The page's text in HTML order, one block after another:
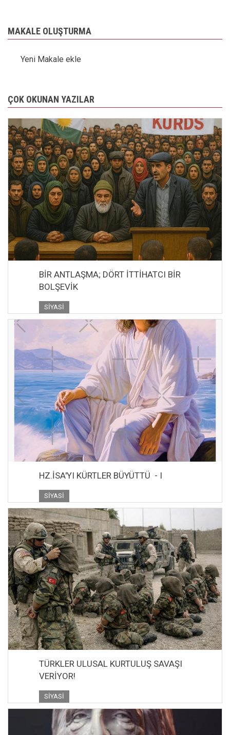
MAKALE OLUŞTURMA
Yeni Makale ekle
ÇOK OKUNAN YAZILAR
BİR ANTLAŞMA; DÖRT İTTİHATCI BİR
BOLŞEVİK
SIYASI
HZ.İSA'YI KÜRTLER BÜYÜTTÜ - I
SIYASI
TÜRKLER ULUSAL KURTULUŞ SAVAŞI
VERİYOR!
SIYASI